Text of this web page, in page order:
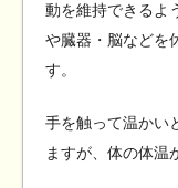
動を維持できるよ
や臓器・脳などを
す。
手を触って温かい
ますが、体の体温